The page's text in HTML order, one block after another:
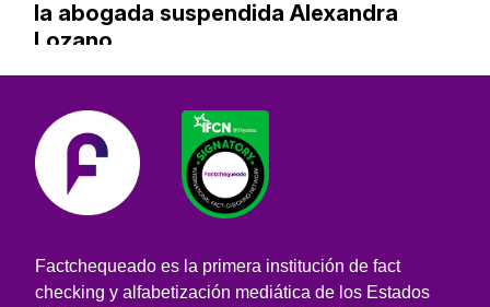
la abogada suspendida Alexandra
Lozano
Factchequeado es la primera institución de fact
checking y alfabetización mediática de los Estados